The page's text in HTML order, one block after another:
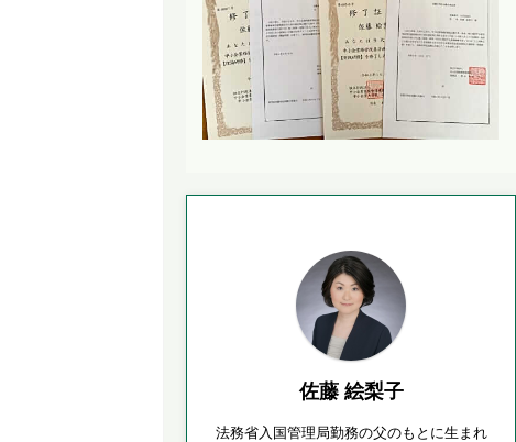
佐藤 絵梨子
法務省入国管理局勤務の父のもとに生まれ